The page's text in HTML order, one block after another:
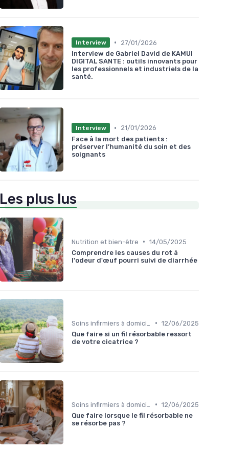
Interview •
27/01/2026
Interview de Gabriel David de KAMUI
DIGITAL SANTE : outils innovants pour
les professionnels et industriels de la
santé.
Interview •
21/01/2026
Face à la mort des patients :
préserver l’humanité du soin et des
soignants
Les plus lus
Nutrition et bien-être • 14/05/2025
Comprendre les causes du rot à
l'odeur d'œuf pourri suivi de diarrhée
• 12/06/2025
Que faire si un fil résorbable ressort
de votre cicatrice ?
• 12/06/2025
Que faire lorsque le fil résorbable ne
se résorbe pas ?